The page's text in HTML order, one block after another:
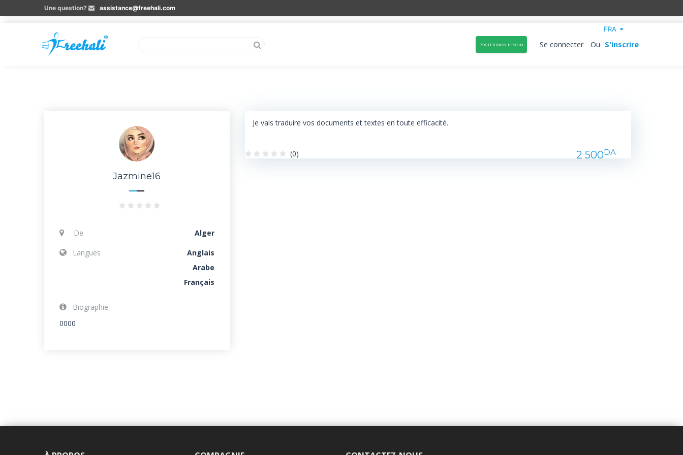
Une question? assistance@freehali.com
FRA
POSTER MON BESOIN Se connecter Ou S'inscrire
Jazmine16
De Alger
Langues
Anglais
Arabe
Français
Biographie
0000
Je vais traduire vos documents et textes en toute efficacité.
(0) 2 500DA